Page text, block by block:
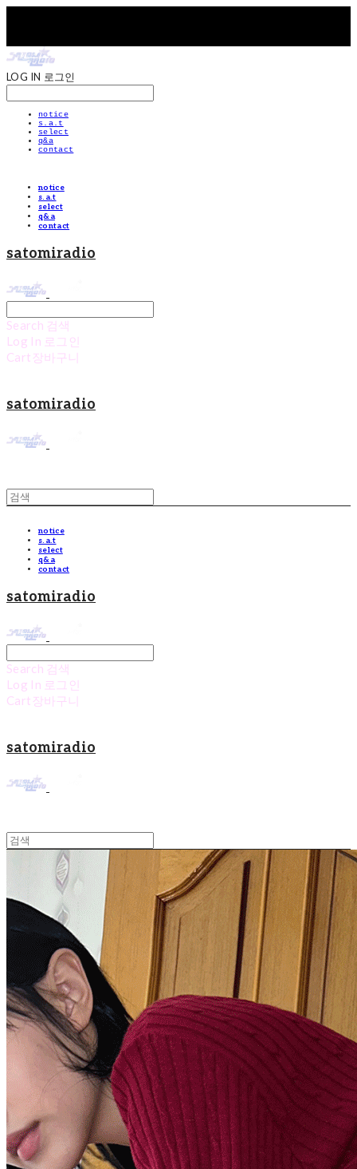
LOG IN 로그인
notice
s.a.t
select
q&a
contact
notice
s.a.t
select
q&a
contact
satomiradio
Search 검색
Log In 로그인
Cart 장바구니
satomiradio
notice
s.a.t
select
q&a
contact
satomiradio
Search 검색
Log In 로그인
Cart 장바구니
satomiradio